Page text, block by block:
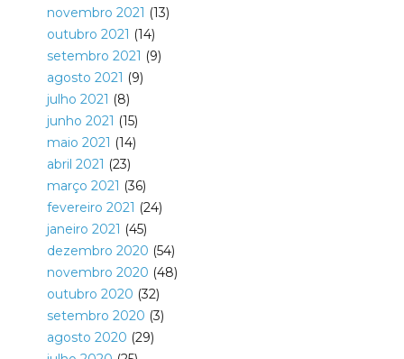
novembro 2021 (13)
outubro 2021 (14)
setembro 2021 (9)
agosto 2021 (9)
julho 2021 (8)
junho 2021 (15)
maio 2021 (14)
abril 2021 (23)
março 2021 (36)
fevereiro 2021 (24)
janeiro 2021 (45)
dezembro 2020 (54)
novembro 2020 (48)
outubro 2020 (32)
setembro 2020 (3)
agosto 2020 (29)